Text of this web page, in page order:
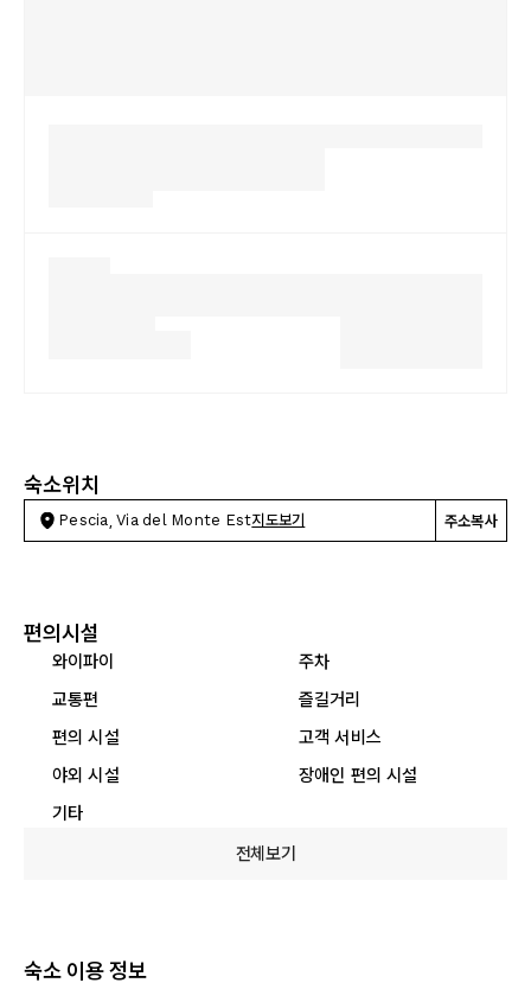
숙소위치
Pescia, Via del Monte Est지도보기 주소복사
편의시설
와이파이
주차
교통편
즐길거리
편의 시설
고객 서비스
야외 시설
장애인 편의 시설
기타
전체보기
숙소 이용 정보